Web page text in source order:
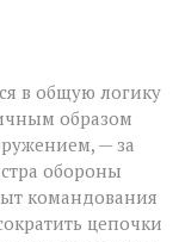
в общую логику
образом
— за
обороны
командования
цепочки